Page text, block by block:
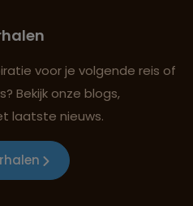
voor je volgende reis of
Bekijk onze blogs,
laatste nieuws.